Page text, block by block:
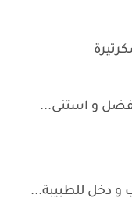
و استنى...
دخل للطبيبة...